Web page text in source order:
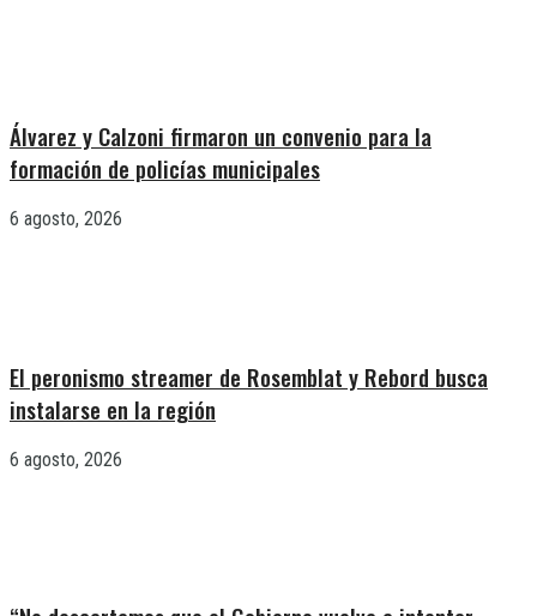
Álvarez y Calzoni firmaron un convenio para la
formación de policías municipales
6 agosto, 2026
El peronismo streamer de Rosemblat y Rebord busca
instalarse en la región
6 agosto, 2026